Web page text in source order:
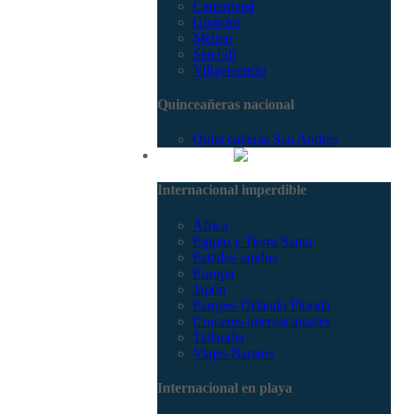
Capurganá
Girardot
Melgar
San Gil
Villavicencio
Quinceañeras nacional
Quinceañeras San Andrés
Internacional imperdible
Africa
Egipto y Tierra Santa
Estados unidos
Europa
Japón
Parques Orlando Florida
Cruceros internacionales
Tailandia
Viajes Baratos
Internacional en playa